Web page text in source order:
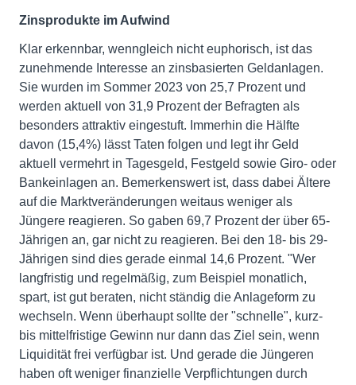
Zinsprodukte im Aufwind
Klar erkennbar, wenngleich nicht euphorisch, ist das
zunehmende Interesse an zinsbasierten Geldanlagen.
Sie wurden im Sommer 2023 von 25,7 Prozent und
werden aktuell von 31,9 Prozent der Befragten als
besonders attraktiv eingestuft. Immerhin die Hälfte
davon (15,4%) lässt Taten folgen und legt ihr Geld
aktuell vermehrt in Tagesgeld, Festgeld sowie Giro- oder
Bankeinlagen an. Bemerkenswert ist, dass dabei Ältere
auf die Marktveränderungen weitaus weniger als
Jüngere reagieren. So gaben 69,7 Prozent der über 65-
Jährigen an, gar nicht zu reagieren. Bei den 18- bis 29-
Jährigen sind dies gerade einmal 14,6 Prozent. "Wer
langfristig und regelmäßig, zum Beispiel monatlich,
spart, ist gut beraten, nicht ständig die Anlageform zu
wechseln. Wenn überhaupt sollte der "schnelle", kurz-
bis mittelfristige Gewinn nur dann das Ziel sein, wenn
Liquidität frei verfügbar ist. Und gerade die Jüngeren
haben oft weniger finanzielle Verpflichtungen durch